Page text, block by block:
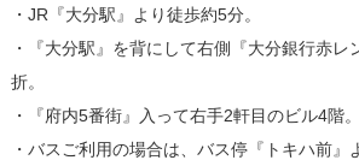
・JR『大分駅』より徒歩約5分。
・『大分駅』を背にして右側『大分銀行赤レ
折。
・『府内5番街』入って右手2軒目のビル4階。
・バスご利用の場合は、バス停『トキハ前』